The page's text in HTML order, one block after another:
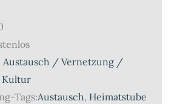
Austausch / Vernetzung /
Kultur
Tags:Austausch, Heimatstube